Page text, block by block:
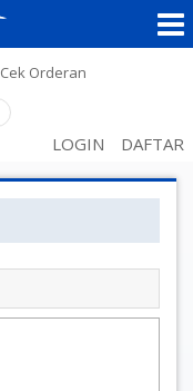
Cek Orderan
LOGIN DAFTAR